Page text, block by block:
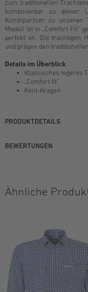
zum traditionellen
kombinierbar zu deiner
Kombipartner zu unseren
Modell ist in „Comfort Fit“
perfekt an. Die trachtigen
und prägen den
Details im Überblick
Klassisches legeres
„Comfort fit“
Kent-Kragen
PRODUKTDETAILS
BEWERTUNGEN
Ähnliche